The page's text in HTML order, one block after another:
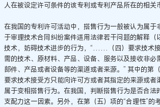
人在被设定许可条件的该专利或专利产品所在的相关
在我国的专利许可活动中，搭售行为一般被认为属
于审理技术合同纠纷案件适用法律若干问题的解释
技术，妨碍技术进步的行为，“……（四）要求技术
需的技术、原材料、产品、设备、服务以及接收非
部件、产品或者设备等的渠道或者来源。” 其中的第
要求技术接受方只能向许可方或者其指定的来源或
属于变相搭售行为。在我国，判断搭售行为是否合
支配力这一因素。另外，在第（五）项的“合理性”